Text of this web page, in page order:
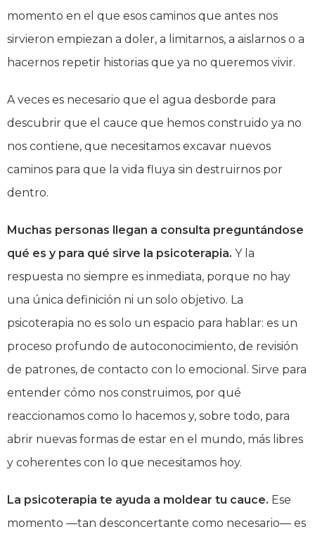
momento en el que esos caminos que antes nos
sirvieron empiezan a doler, a limitarnos, a aislarnos o a
hacernos repetir historias que ya no queremos vivir.
A veces es necesario que el agua desborde para
descubrir que el cauce que hemos construido ya no
nos contiene, que necesitamos excavar nuevos
caminos para que la vida fluya sin destruirnos por
dentro.
Muchas personas llegan a consulta preguntándose
qué es y para qué sirve la psicoterapia. Y la
respuesta no siempre es inmediata, porque no hay
una única definición ni un solo objetivo. La
psicoterapia no es solo un espacio para hablar: es un
proceso profundo de autoconocimiento, de revisión
de patrones, de contacto con lo emocional. Sirve para
entender cómo nos construimos, por qué
reaccionamos como lo hacemos y, sobre todo, para
abrir nuevas formas de estar en el mundo, más libres
y coherentes con lo que necesitamos hoy.
La psicoterapia te ayuda a moldear tu cauce. Ese
momento —tan desconcertante como necesario— es